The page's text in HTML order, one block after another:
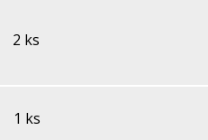
2 ks
1 ks